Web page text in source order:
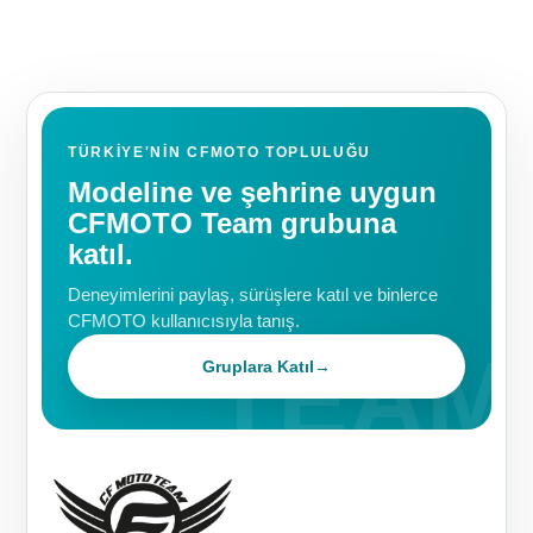
TÜRKIYE'NIN CFMOTO TOPLULUĞU
Modeline ve şehrine uygun
CFMOTO Team grubuna
katıl.
Deneyimlerini paylaş, sürüşlere katıl ve binlerce
CFMOTO kullanıcısıyla tanış.
Gruplara Katıl→